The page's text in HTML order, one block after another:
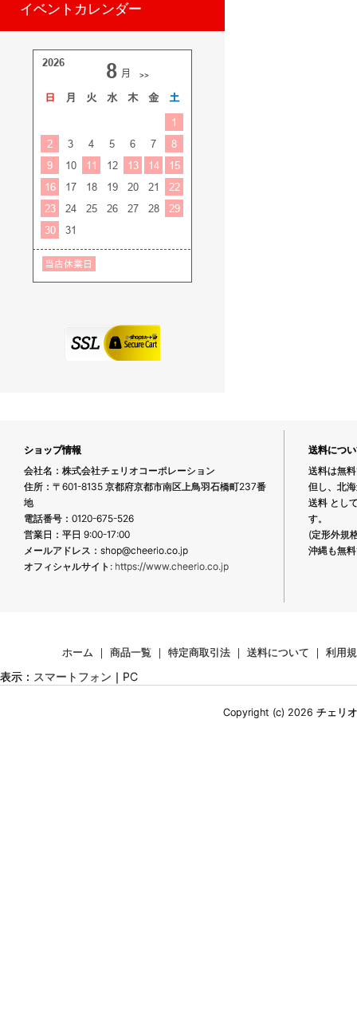
イベントカレンダー
ショップ情報
会社名：株式会社チェリオコーポレーション
住所：〒601-8135 京都府京都市南区上鳥羽石橋町237番
地
電話番号：0120-675-526
営業日：平日 9:00-17:00
メールアドレス：shop@cheerio.co.jp
オフィシャルサイト: https://www.cheerio.co.jp
送料につ
送料は無
但し、北
送料 とし
す。
(定形外規
沖縄も無
ホーム ｜ 商品一覧 ｜ 特定商取引法 ｜ 送料について ｜ 利用
表示： スマートフォン ｜ PC
Copyright (c) 2026 チェリ